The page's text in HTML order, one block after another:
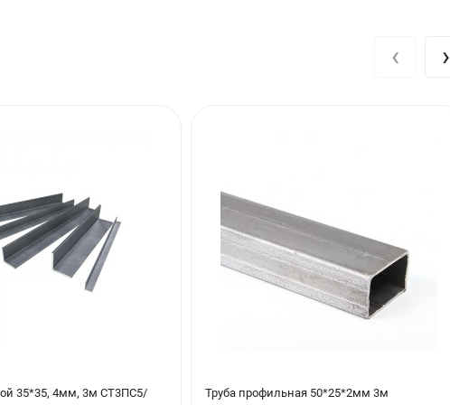
35*35, 4мм, 3м СТ3ПС5/
Труба профильная 50*25*2мм 3м
‹ ›